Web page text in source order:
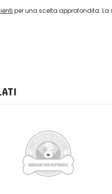
per una scelta approfondita.